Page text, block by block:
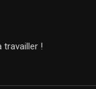
travailler !